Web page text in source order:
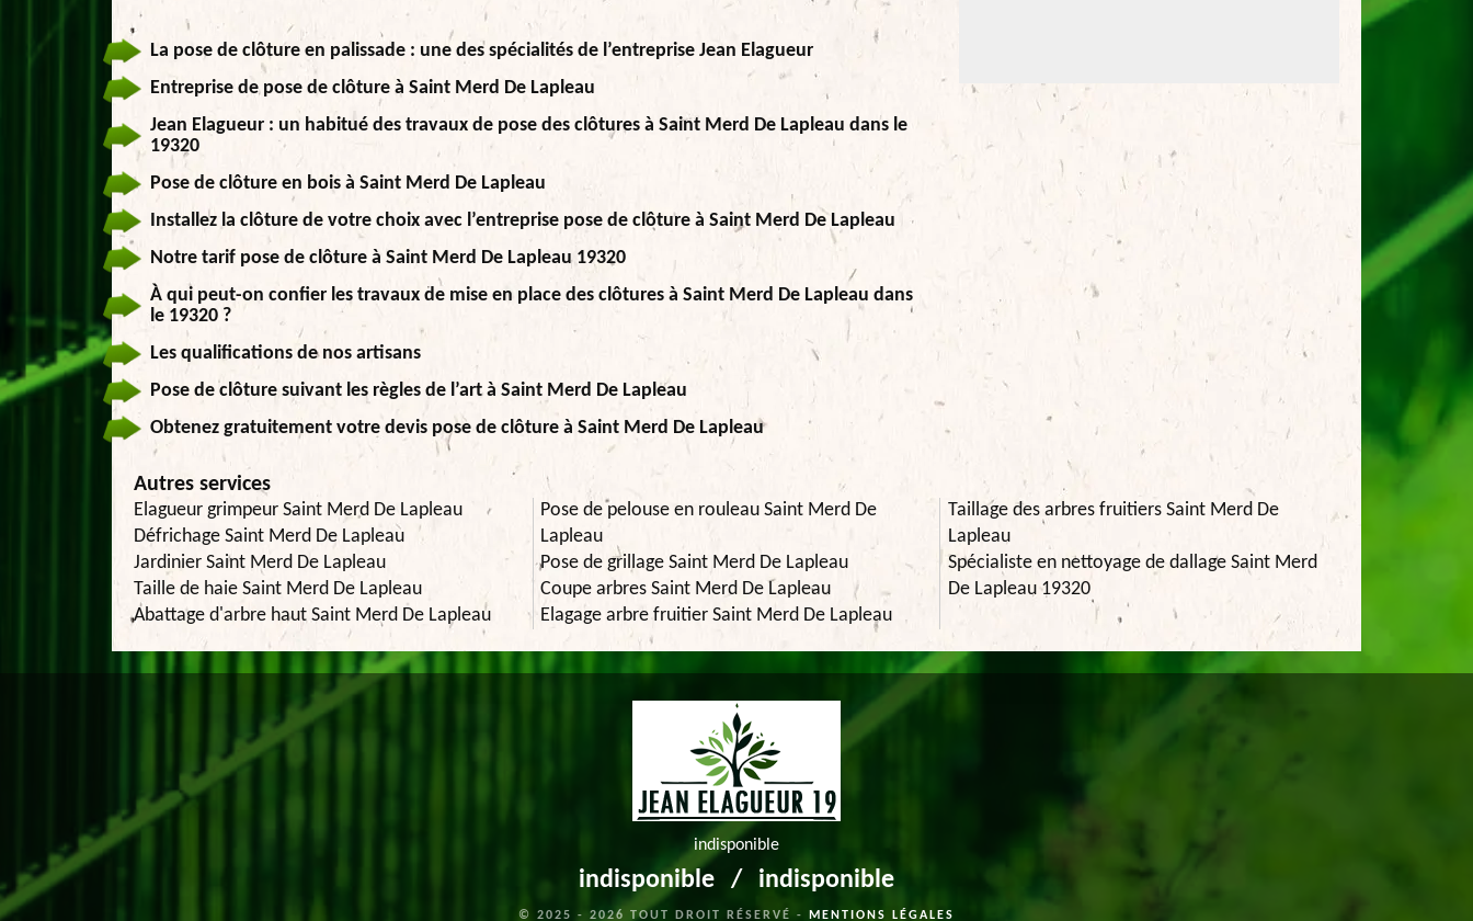
La pose de clôture en palissade : une des spécialités de l’entreprise Jean Elagueur
Entreprise de pose de clôture à Saint Merd De Lapleau
Jean Elagueur : un habitué des travaux de pose des clôtures à Saint Merd De Lapleau dans le
19320
Pose de clôture en bois à Saint Merd De Lapleau
Installez la clôture de votre choix avec l’entreprise pose de clôture à Saint Merd De Lapleau
Notre tarif pose de clôture à Saint Merd De Lapleau 19320
À qui peut-on confier les travaux de mise en place des clôtures à Saint Merd De Lapleau dans
le 19320 ?
Les qualifications de nos artisans
Pose de clôture suivant les règles de l’art à Saint Merd De Lapleau
Obtenez gratuitement votre devis pose de clôture à Saint Merd De Lapleau
Autres services
Elagueur grimpeur Saint Merd De Lapleau
Défrichage Saint Merd De Lapleau
Jardinier Saint Merd De Lapleau
Taille de haie Saint Merd De Lapleau
Abattage d'arbre haut Saint Merd De Lapleau
Pose de pelouse en rouleau Saint Merd De
Lapleau
Pose de grillage Saint Merd De Lapleau
Coupe arbres Saint Merd De Lapleau
Elagage arbre fruitier Saint Merd De Lapleau
Taillage des arbres fruitiers Saint Merd De
Lapleau
Spécialiste en nettoyage de dallage Saint Merd
De Lapleau 19320
indisponible
indisponible / indisponible
© 2025 - 2026 TOUT DROIT RÉSERVÉ - MENTIONS LÉGALES